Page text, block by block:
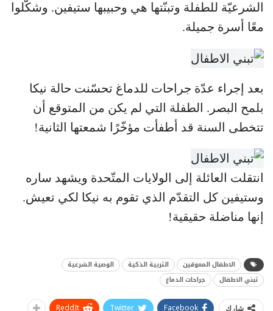
الشرعيّة للطفلة وتبنّتها هي وحبيبها ستيفين. وشكّلوا
معًا أسرة جميلة.
بعد إجراء عدّة جراحات للدماغ تحسّنت حالة نيكا
بلمح البصر. الطفلة التي لم يكن من المتوقع أن
تتخطى السنة قد أطفأت مؤخّرًا شمعتها الثانية!
انتقلت العائلة إلى الولايات المتّحدة ويشهد ساره
وستيفين كل التقدّم الذي تقوم به نيكا لكي تعيش.
إنها مناضلة حقيقية!
الاطفال المعوقين التربية الذكية
الوصية الشرعية
تبني الاطفال
جراحات الدماغ
شارك Facebook
Twitter
ReddIt